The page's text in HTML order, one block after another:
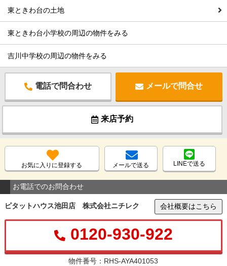
東ときわ台の土地
東ときわ台小学校の周辺の物件をみる
吉川中学校の周辺の物件をみる
電話で問合わせ メールで問合せ
来店予約
お気に入りに登録する メールで送る LINEで送る
お電話でのお問合わせ
ピタットハウス池田店 株式会社ニチレク 会社概要はこちら
0120-930-922
物件番号：RHS-AYA401053